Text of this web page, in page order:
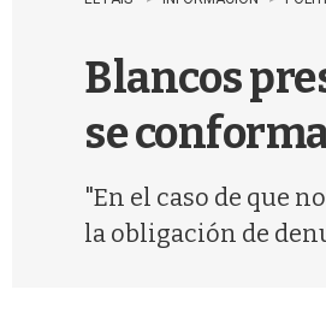
Blancos
se
"En el caso de que
la obligación de